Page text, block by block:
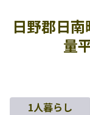
日野郡日
量
1人暮らし